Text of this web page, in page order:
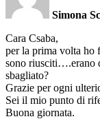
Simona
Cara Csaba,
per la prima volta ho
sono riusciti….erano
sbagliato?
Grazie per ogni
Sei il mio punto di
Buona giornata.